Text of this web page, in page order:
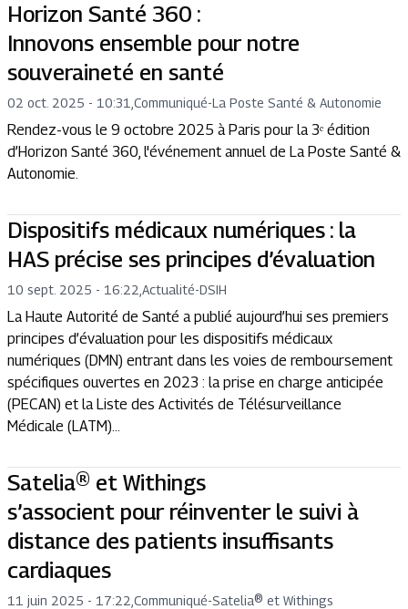
Horizon Santé 360 :
Innovons ensemble pour notre
souveraineté en santé
02 oct. 2025 - 10:31 Communiqué-La Poste Santé & Autonomie
Rendez-vous le 9 octobre 2025 à Paris pour la 3ᵉ édition
d’Horizon Santé 360, l'événement annuel de La Poste Santé &
Autonomie.
Dispositifs médicaux numériques : la
HAS précise ses principes d’évaluation
10 sept. 2025 - 16:22 Actualité-DSIH
La Haute Autorité de Santé a publié aujourd’hui ses premiers
principes d’évaluation pour les dispositifs médicaux
numériques (DMN) entrant dans les voies de remboursement
spécifiques ouvertes en 2023 : la prise en charge anticipée
(PECAN) et la Liste des Activités de Télésurveillance
Médicale (LATM)...
Satelia® et Withings
s’associent pour réinventer le suivi à
distance des patients insuffisants
cardiaques
11 juin 2025 - 17:22 Communiqué-Satelia® et Withings